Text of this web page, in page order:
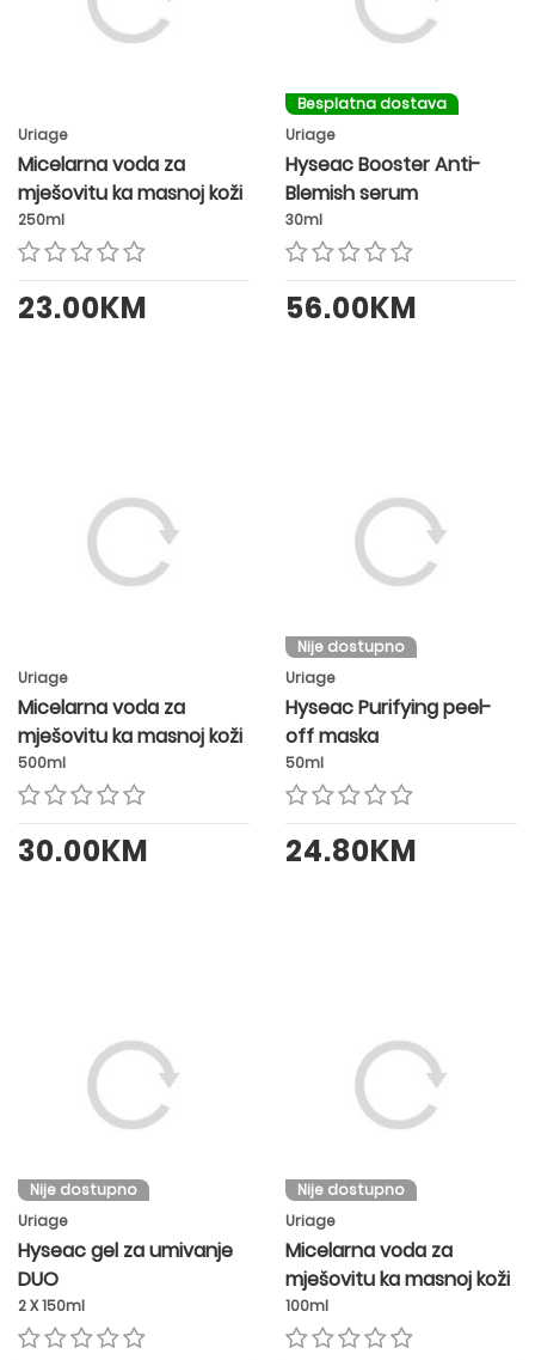
Uriage
Micelarna voda za
mješovitu ka masnoj koži
250ml
23.00KM
Besplatna dostava
Uriage
Hyseac Booster Anti-
Blemish serum
30ml
56.00KM
Uriage
Micelarna voda za
mješovitu ka masnoj koži
500ml
30.00KM
Nije dostupno
Uriage
Hyseac Purifying peel-
off maska
50ml
24.80KM
Nije dostupno
Uriage
Hyseac gel za umivanje
DUO
2 X 150ml
Nije dostupno
Uriage
Micelarna voda za
mješovitu ka masnoj koži
100ml